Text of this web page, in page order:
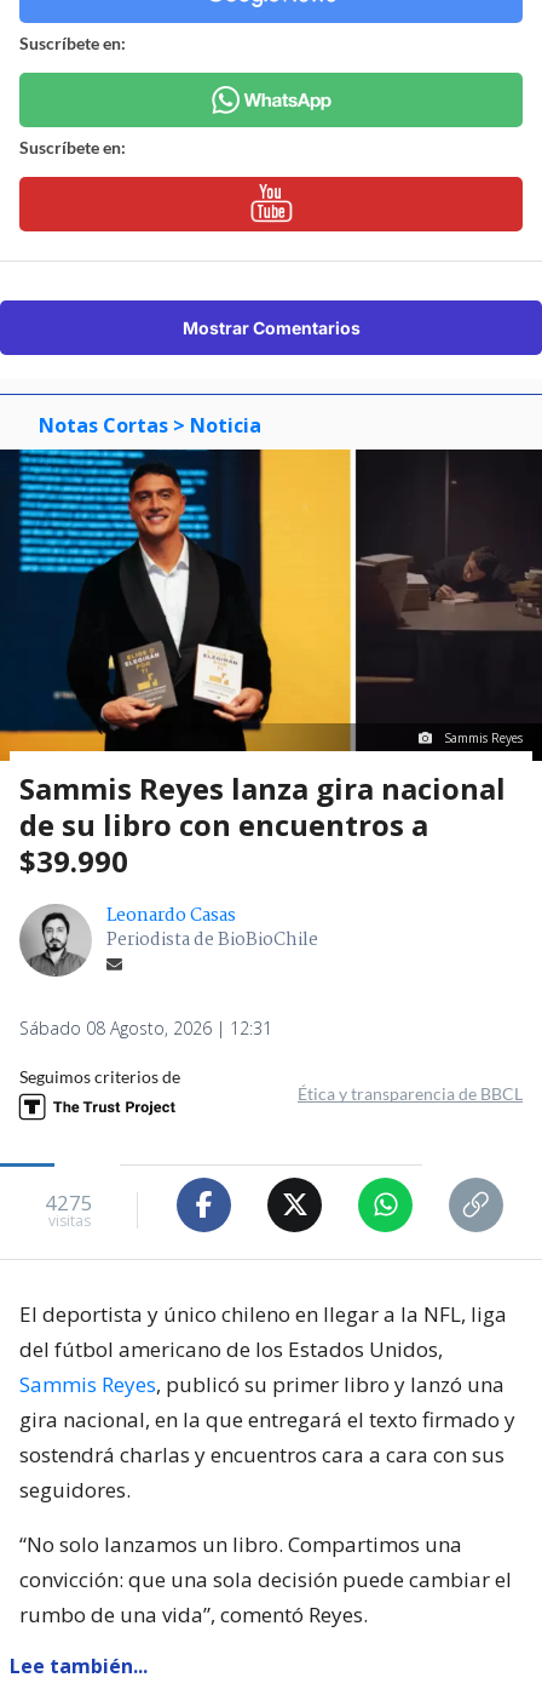
Suscríbete en:
Suscríbete en:
Mostrar Comentarios
Notas Cortas > Noticia
Sammis Reyes
Sammis Reyes lanza gira nacional
de su libro con encuentros a
$39.990
Leonardo Casas
Periodista de BioBioChile
Sábado 08 Agosto, 2026 | 12:31
Seguimos criterios de
Ética y transparencia de BBCL
4275
visitas
El deportista y único chileno en llegar a la NFL, liga
del fútbol americano de los Estados Unidos,
Sammis Reyes, publicó su primer libro y lanzó una
gira nacional, en la que entregará el texto firmado y
sostendrá charlas y encuentros cara a cara con sus
seguidores.
“No solo lanzamos un libro. Compartimos una
convicción: que una sola decisión puede cambiar el
rumbo de una vida”, comentó Reyes.
Lee también...